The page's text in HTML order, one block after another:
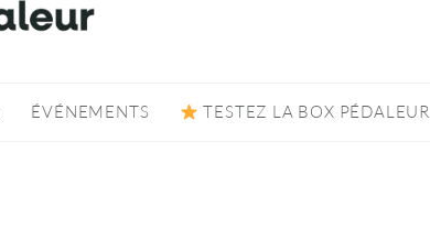
ÉVÉNEMENTS TESTEZ LA BOX PÉDALEUR